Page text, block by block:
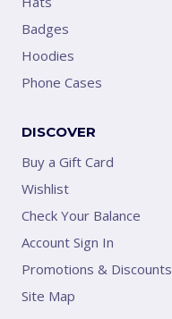
Badges
Hoodies
Phone Cases
DISCOVER
Buy a Gift Card
Wishlist
Check Your Balance
Account Sign In
Promotions & Discounts
Site Map